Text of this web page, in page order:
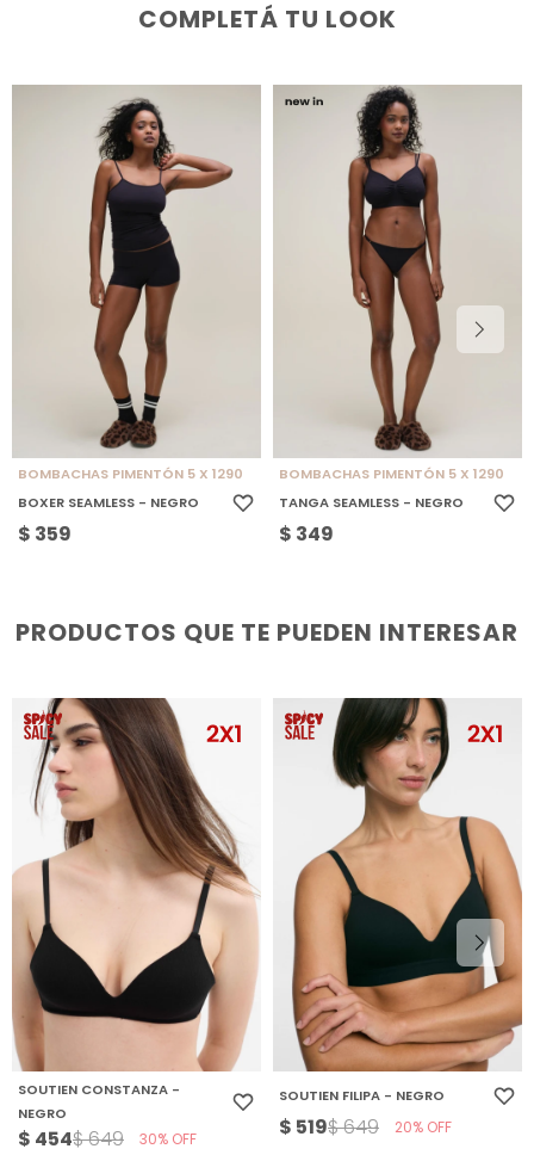
COMPLETÁ TU LOOK
BOMBACHAS PIMENTÓN 5 X 1290
BOXER SEAMLESS - NEGRO
$ 359
BOMBACHAS PIMENTÓN 5 X 1290
TANGA SEAMLESS - NEGRO
$ 349
PRODUCTOS QUE TE PUEDEN INTERESAR
SOUTIEN CONSTANZA -
NEGRO
$ 454$649 30
SOUTIEN FILIPA - NEGRO
$ 519$649 20